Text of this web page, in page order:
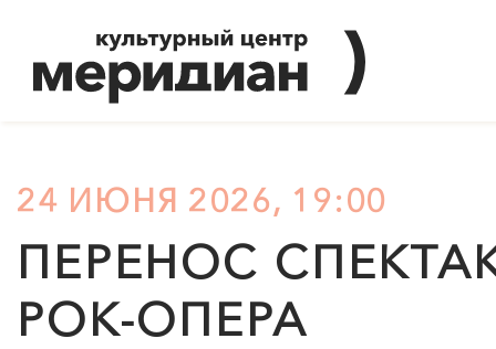
24 ИЮНЯ 2026, 19:00
ПЕРЕНОС
РОК-ОПЕРА